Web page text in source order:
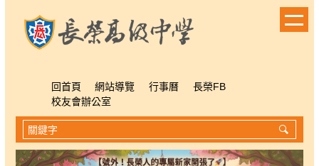
回首頁 網站導覽 行事曆
長榮FB
校友會辦公室